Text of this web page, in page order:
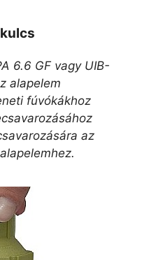
6.6 GF vagy UIB-
alapelem
fúvókákhoz
az